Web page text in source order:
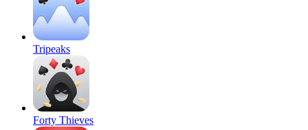
Tripeaks
Forty Thieves